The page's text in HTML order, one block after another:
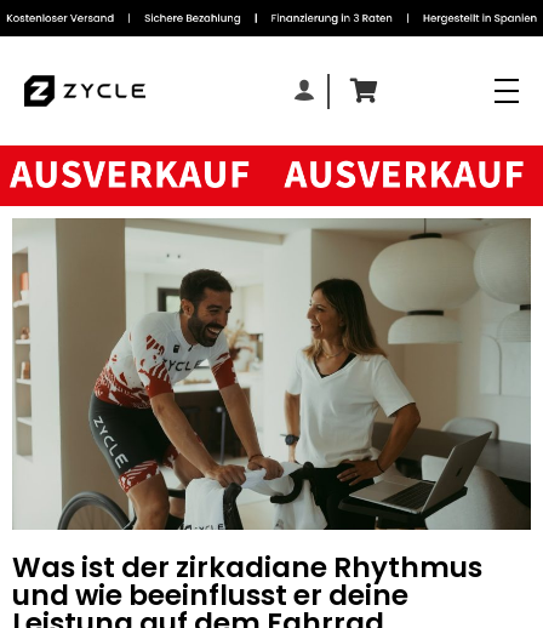
Was ist der zirkadiane Rhythmus
und wie beeinflusst er deine